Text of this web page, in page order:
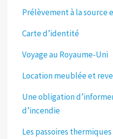
Prélèvement à la source
Carte d’identité
Voyage au Royaume-Uni
Location meublée et
Une obligation
d’incendie
Les passoires